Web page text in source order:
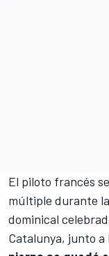
El piloto francés
múltiple durante
dominical
Catalunya, junto a